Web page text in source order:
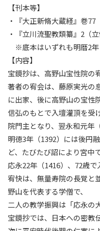
【刊本等】
・『大正新脩大蔵経』巻77
・『立川流聖教類纂』2（立
※底本はいずれも明暦2年
【内容】
宝鏡抄は、高野山宝性院の
著者の宥会は、藤原実光の
に出家、後に高野山の宝性
信弘のもとで入壇灌頂を受
院門主となり、翌永和元年
明徳3年（1392）には後円
ど、たびたび詔により宮中
応永22年（1416）、72歳で
宥快は、無量寿院の長覚と
野山を代表する学僧で、
二人の教学振興は「応永の
宝鏡抄では、日本への密教